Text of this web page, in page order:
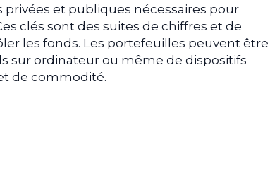
et publiques nécessaires pour
clés sont des suites de chiffres et de
les fonds. Les portefeuilles peuvent être
sur ordinateur ou même de dispositifs
de commodité.